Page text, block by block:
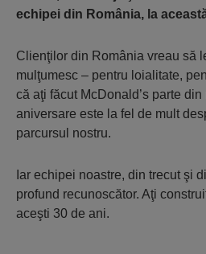
echipei din România, la
Clienţilor din România vreau să
mulţumesc – pentru loialitate,
că aţi făcut McDonald’s parte
aniversare este la fel de mult
parcursul nostru.
Iar echipei noastre, din trecut şi
profund recunoscător. Aţi
aceşti 30 de ani.